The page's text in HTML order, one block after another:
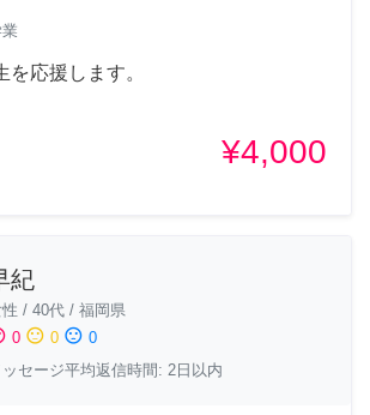
応援します。
¥4,000
紀
/ 40代 / 福岡県
0 sentiment_neutral 0 sentiment_dissatisfied 0
ッセージ平均返信時間: 2日以内